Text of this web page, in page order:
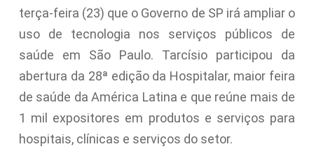
terça-feira (23) que o Governo de SP irá ampliar o
uso de tecnologia nos serviços públicos de
saúde em São Paulo. Tarcísio participou da
abertura da 28ª edição da Hospitalar, maior feira
de saúde da América Latina e que reúne mais de
1 mil expositores em produtos e serviços para
hospitais, clínicas e serviços do setor.